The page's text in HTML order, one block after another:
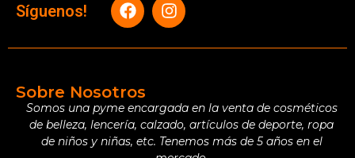
Síguenos!
Sobre Nosotros
Somos una pyme encargada en la venta de cosméticos
de belleza, lencería, calzado, artículos de deporte, ropa
de niños y niñas, etc. Tenemos más de 5 años en el